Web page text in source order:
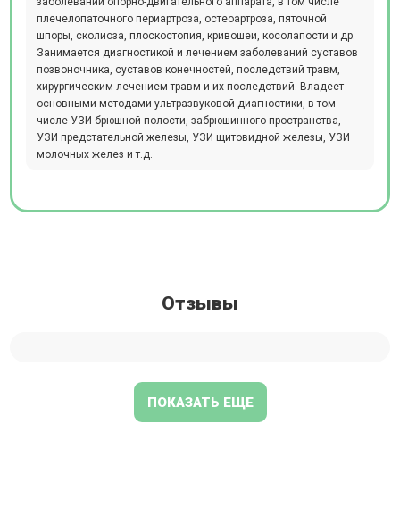
плечелопаточного периартроза, остеоартроза, пяточной
шпоры, сколиоза, плоскостопия, кривошеи, косолапости и др.
Занимается диагностикой и лечением заболеваний суставов
позвоночника, суставов конечностей, последствий травм,
хирургическим лечением травм и их последствий. Владеет
основными методами ультразвуковой диагностики, в том
числе УЗИ брюшной полости, забрюшинного пространства,
УЗИ предстательной железы, УЗИ щитовидной железы, УЗИ
молочных желез и т.д.
Отзывы
ПОКАЗАТЬ ЕЩЕ